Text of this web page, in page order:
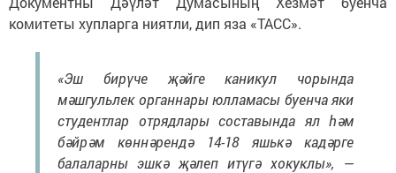
комитеты хупларга ниятли, дип яза «ТАСС».
«Эш бирүче җәйге каникул чорында
мәшгульлек органнары юлламасы буенча яки
студентлар отрядлары составында ял һәм
бәйрәм көннәрендә 14-18 яшькә кадәрге
балаларны эшкә җәлеп итүгә хокуклы», —